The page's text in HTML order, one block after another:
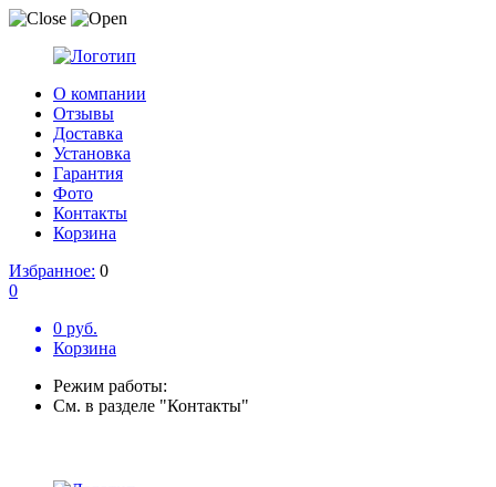
О компании
Отзывы
Доставка
Установка
Гарантия
Фото
Контакты
Корзина
Избранное: 0
0
0 руб.
Корзина
Режим работы:
См. в разделе "Контакты"